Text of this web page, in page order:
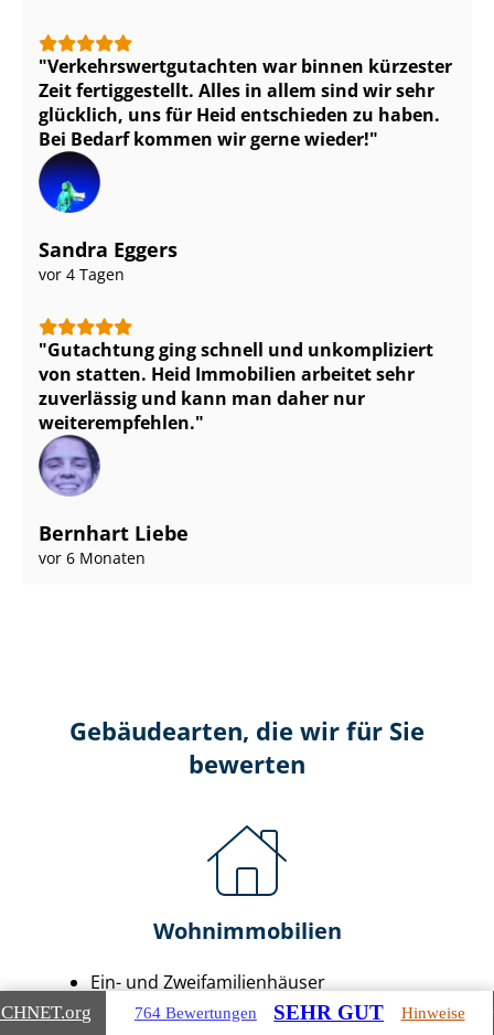
Ver­kehrs­wert­gut­ach­ten war binnen kürzester
Zeit fertiggestellt. Alles in allem sind wir sehr
glücklich, uns für Heid entschieden zu haben.
Bei Bedarf kommen wir gerne wieder!
Sandra Eggers
vor 4 Tagen
Gutachtung ging schnell und unkompliziert
von statten. Heid Immobilien arbeitet sehr
zuverlässig und kann man daher nur
weiterempfehlen.
Bernhart Liebe
vor 6 Monaten
Gebäudearten, die wir für Sie
bewerten
Wohnimmobilien
Ein- und Zwei­fa­mi­li­en­häu­ser
Doppel- & Reihenhäuser
.org 764 Bewertungen SEHR GUT Hinweise